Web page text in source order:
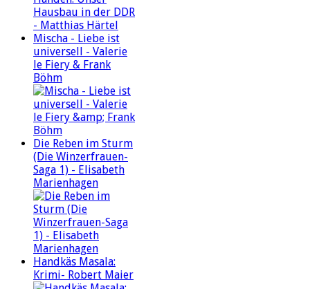
Mischa - Liebe ist
universell - Valerie
le Fiery & Frank
Böhm
Die Reben im Sturm
(Die Winzerfrauen-
Saga 1) - Elisabeth
Marienhagen
Handkäs Masala:
Krimi- Robert Maier